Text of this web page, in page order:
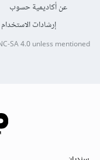
عن أكاديمية حسوب
إرشادات الاستخدام
SA 4.0unless mentioned